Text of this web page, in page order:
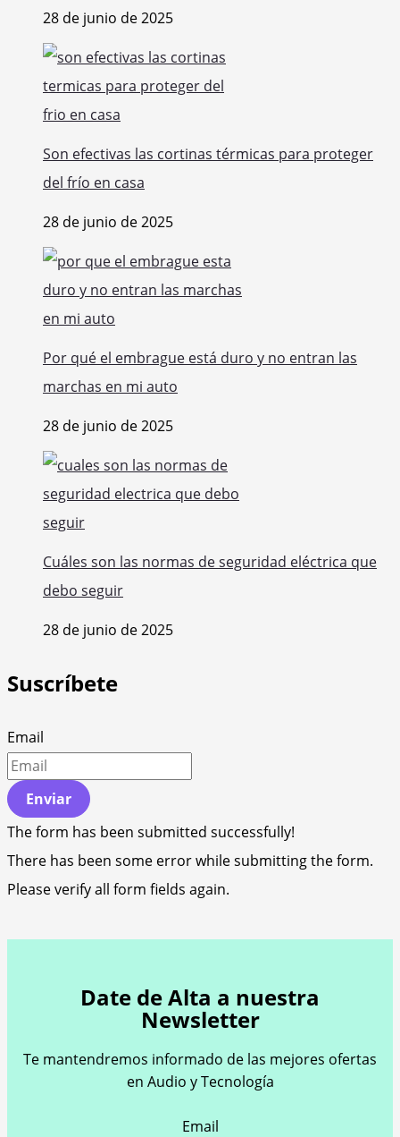
28 de junio de 2025
Son efectivas las cortinas térmicas para proteger
del frío en casa
28 de junio de 2025
Por qué el embrague está duro y no entran las
marchas en mi auto
28 de junio de 2025
Cuáles son las normas de seguridad eléctrica que
debo seguir
28 de junio de 2025
Suscríbete
Email
Enviar
The form has been submitted successfully!
There has been some error while submitting the form.
Please verify all form fields again.
Date de Alta a nuestra
Newsletter
Te mantendremos informado de las mejores ofertas
en Audio y Tecnología
Email